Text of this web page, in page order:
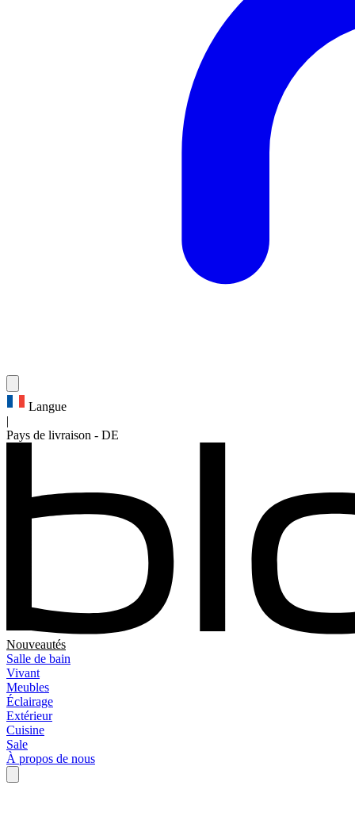
Langue
Pays de livraison - DE
Nouveautés
Salle de bain
Vivant
Meubles
Éclairage
Extérieur
Cuisine
Sale
À propos de nous